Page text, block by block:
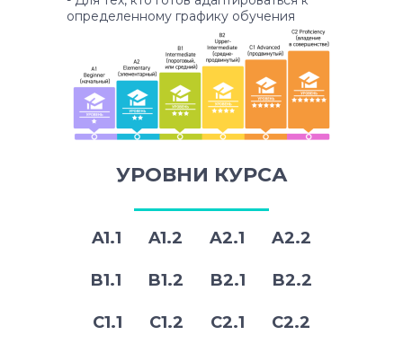
определенному графику обучения
УРОВНИ КУРСА
A1.1 A1.2 A2.1 A2.2
B1.1 B1.2 B2.1 B2.2
C1.1 C1.2 C2.1 C2.2